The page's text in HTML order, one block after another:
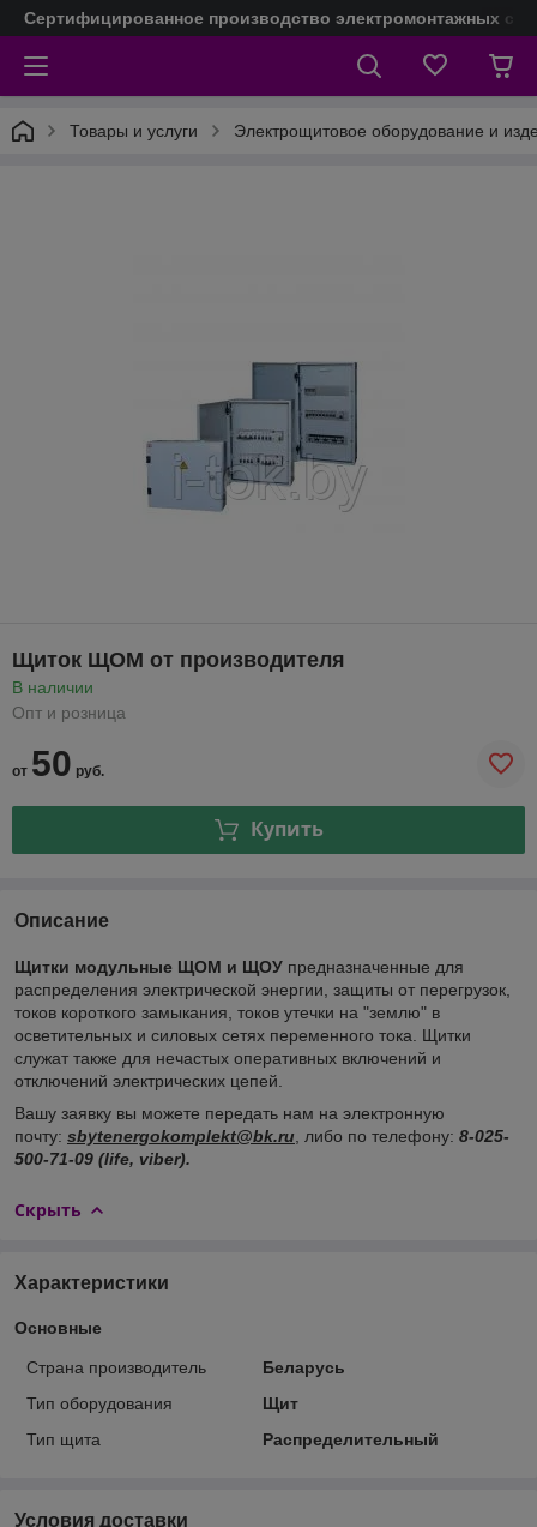
Сертифицированное производство электромонтажных
Товары и услуги Электрощитовое оборудование и
Щиток ЩОМ от производителя
В наличии
Опт и розница
от 50 руб.
Купить
Описание
Щитки модульные ЩОМ и ЩОУ предназначенные для
распределения электрической энергии, защиты от перегрузок,
токов короткого замыкания, токов утечки на "землю" в
осветительных и силовых сетях переменного тока. Щитки
служат также для нечастых оперативных включений и
отключений электрических цепей.
Вашу заявку вы можете передать нам на электронную
почту: sbytenergokomplekt@bk.ru , либо по телефону: 8-025-
500-71-09 (life, viber).
Скрыть
Характеристики
Основные
Страна производитель
Беларусь
Тип оборудования
Щит
Тип щита
Распределительный
Условия доставки